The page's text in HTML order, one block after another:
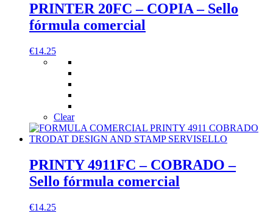
PRINTER 20FC – COPIA – Sello
fórmula comercial
€14.25
Clear
PRINTY 4911FC – COBRADO –
Sello fórmula comercial
€14.25